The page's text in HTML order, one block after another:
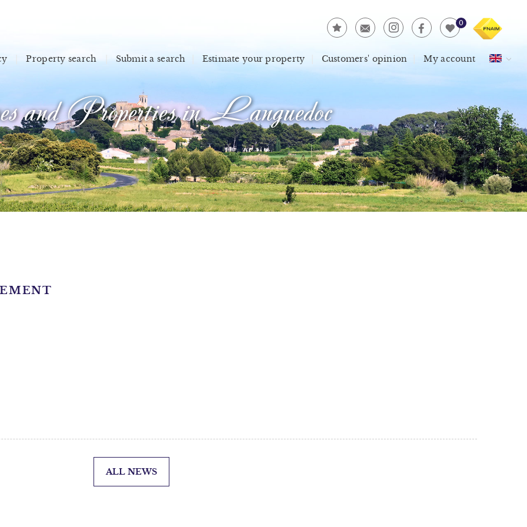
0
Property search Submit a search Estimate your property Customers' opinion My account
and Properties in Languedoc
ALL NEWS